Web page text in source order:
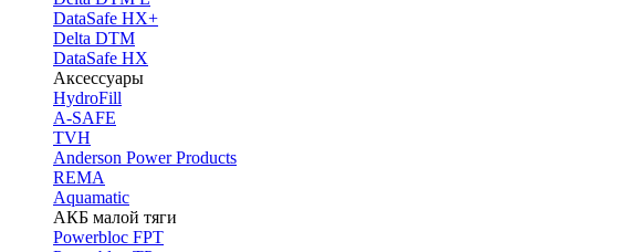
DataSafe HX+
Delta DTM
DataSafe HX
Аксессуары
HydroFill
A-SAFE
TVH
Anderson Power Products
REMA
Aquamatic
АКБ малой тяги
Powerbloc FPT